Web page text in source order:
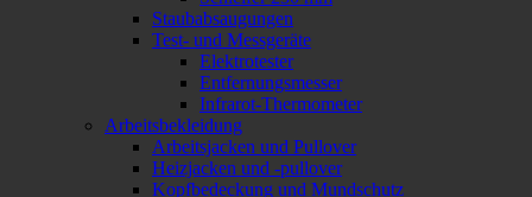
Staubabsaugungen
Test- und Messgeräte
Elektrotester
Entfernungsmesser
Infrarot-Thermometer
Arbeitsbekleidung
Arbeitsjacken und Pullover
Heizjacken und -pullover
Kopfbedeckung und Mundschutz